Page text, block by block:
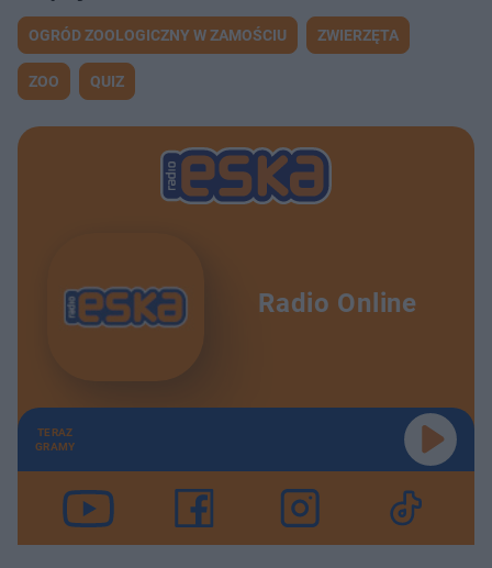
OGRÓD ZOOLOGICZNY W ZAMOŚCIU ZWIERZĘTA
ZOO QUIZ
Radio Online
TERAZ
GRAMY